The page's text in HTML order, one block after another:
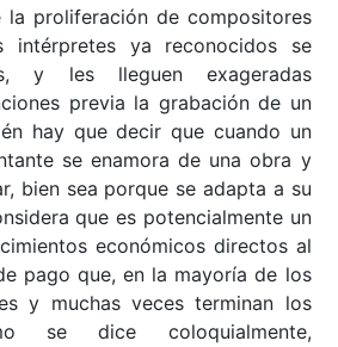
la proliferación de compositores
intérpretes ya reconocidos se
y les lleguen exageradas
previa la grabación de un
hay que decir que cuando un
se enamora de una obra y
bien sea porque se adapta a su
que es potencialmente un
económicos directos al
pago que, en la mayoría de los
y muchas veces terminan los
se dice coloquialmente,